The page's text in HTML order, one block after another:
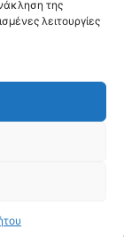
της
λειτουργίες